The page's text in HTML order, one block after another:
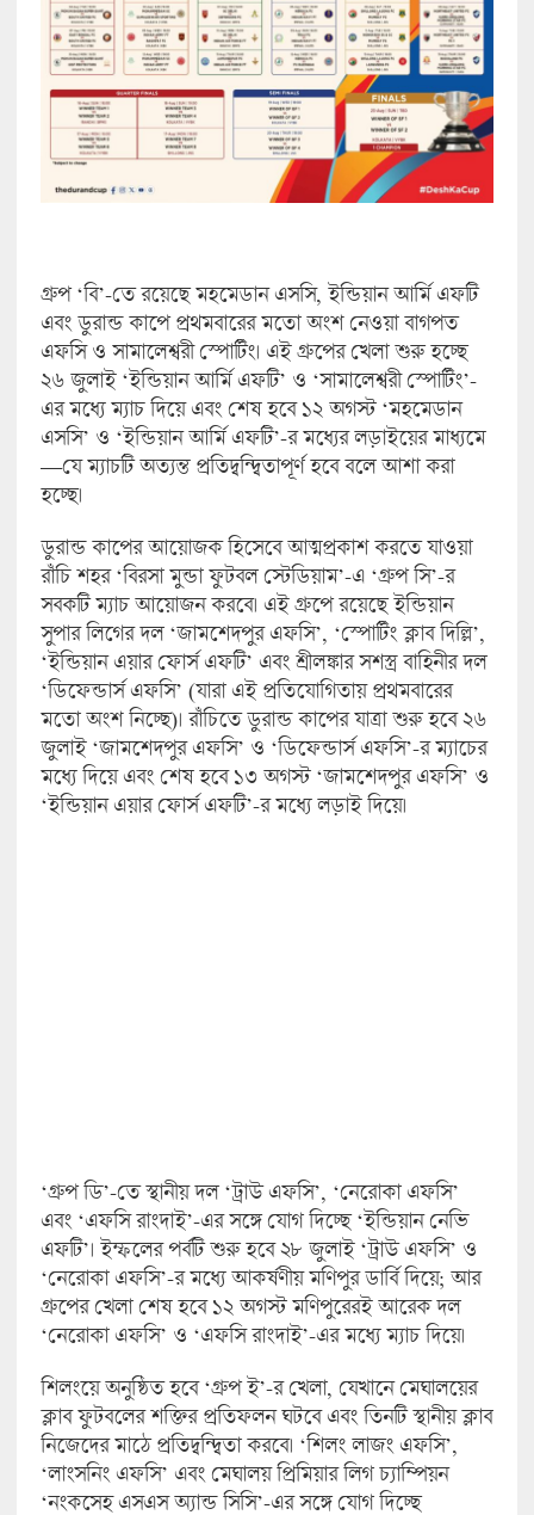
গ্রুপ ‘বি’-তে রয়েছে মহমেডান এসসি, ইন্ডিয়ান আর্মি এফটি
এবং ডুরান্ড কাপে প্রথমবারের মতো অংশ নেওয়া বাগপত
এফসি ও সামালেশ্বরী স্পোর্টিং। এই গ্রুপের খেলা শুরু হচ্ছে
২৬ জুলাই ‘ইন্ডিয়ান আর্মি এফটি’ ও ‘সামালেশ্বরী স্পোর্টিং’-
এর মধ্যে ম্যাচ দিয়ে এবং শেষ হবে ১২ অগস্ট ‘মহমেডান
এসসি’ ও ‘ইন্ডিয়ান আর্মি এফটি’-র মধ্যের লড়াইয়ের মাধ্যমে
—যে ম্যাচটি অত্যন্ত প্রতিদ্বন্দ্বিতাপূর্ণ হবে বলে আশা করা
হচ্ছে।
ডুরান্ড কাপের আয়োজক হিসেবে আত্মপ্রকাশ করতে যাওয়া
রাঁচি শহর ‘বিরসা মুন্ডা ফুটবল স্টেডিয়াম’-এ ‘গ্রুপ সি’-র
সবকটি ম্যাচ আয়োজন করবে। এই গ্রুপে রয়েছে ইন্ডিয়ান
সুপার লিগের দল ‘জামশেদপুর এফসি’, ‘স্পোর্টিং ক্লাব দিল্লি’,
‘ইন্ডিয়ান এয়ার ফোর্স এফটি’ এবং শ্রীলঙ্কার সশস্ত্র বাহিনীর দল
‘ডিফেন্ডার্স এফসি’ (যারা এই প্রতিযোগিতায় প্রথমবারের
মতো অংশ নিচ্ছে)। রাঁচিতে ডুরান্ড কাপের যাত্রা শুরু হবে ২৬
জুলাই ‘জামশেদপুর এফসি’ ও ‘ডিফেন্ডার্স এফসি’-র ম্যাচের
মধ্যে দিয়ে এবং শেষ হবে ১৩ অগস্ট ‘জামশেদপুর এফসি’ ও
‘ইন্ডিয়ান এয়ার ফোর্স এফটি’-র মধ্যে লড়াই দিয়ে।
‘গ্রুপ ডি’-তে স্থানীয় দল ‘ট্রাউ এফসি’, ‘নেরোকা এফসি’
এবং ‘এফসি রাংদাই’-এর সঙ্গে যোগ দিচ্ছে ‘ইন্ডিয়ান নেভি
এফটি’। ইম্ফলের পর্বটি শুরু হবে ২৮ জুলাই ‘ট্রাউ এফসি’ ও
‘নেরোকা এফসি’-র মধ্যে আকর্ষণীয় মণিপুর ডার্বি দিয়ে; আর
গ্রুপের খেলা শেষ হবে ১২ অগস্ট মণিপুরেরই আরেক দল
‘নেরোকা এফসি’ ও ‘এফসি রাংদাই’-এর মধ্যে ম্যাচ দিয়ে।
শিলংয়ে অনুষ্ঠিত হবে ‘গ্রুপ ই’-র খেলা, যেখানে মেঘালয়ের
ক্লাব ফুটবলের শক্তির প্রতিফলন ঘটবে এবং তিনটি স্থানীয় ক্লাব
নিজেদের মাঠে প্রতিদ্বন্দ্বিতা করবে। ‘শিলং লাজং এফসি’,
‘লাংসনিং এফসি’ এবং মেঘালয় প্রিমিয়ার লিগ চ্যাম্পিয়ন
‘নংকসেহ এসএস অ্যান্ড সিসি’-এর সঙ্গে যোগ দিচ্ছে